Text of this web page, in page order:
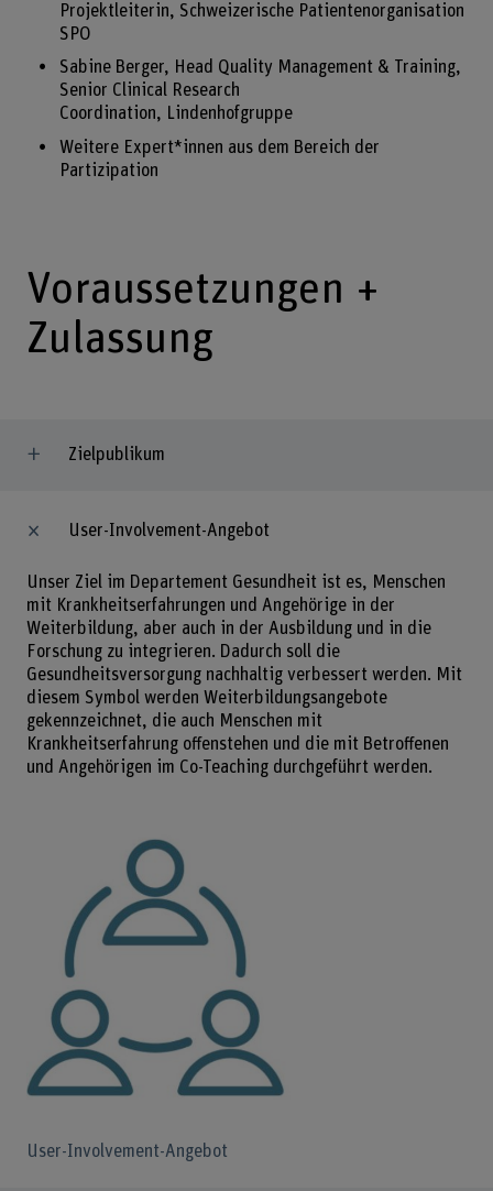
Projektleiterin, Schweizerische Patientenorganisation
SPO
Sabine Berger, Head Quality Management & Training,
Senior Clinical Research
Coordination, Lindenhofgruppe
Weitere Expert*innen aus dem Bereich der
Partizipation
Voraussetzungen +
Zulassung
Zielpublikum
User-Involvement-Angebot
Unser Ziel im Departement Gesundheit ist es, Menschen
mit Krankheitserfahrungen und Angehörige in der
Weiterbildung, aber auch in der Ausbildung und in die
Forschung zu integrieren. Dadurch soll die
Gesundheitsversorgung nachhaltig verbessert werden. Mit
diesem Symbol werden Weiterbildungsangebote
gekennzeichnet, die auch Menschen mit
Krankheitserfahrung offenstehen und die mit Betroffenen
und Angehörigen im Co-Teaching durchgeführt werden.
User-Involvement-Angebot